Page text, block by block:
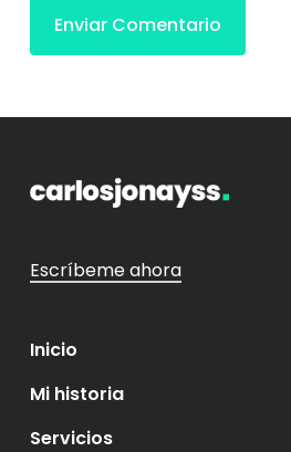
Escríbeme ahora
Inicio
Mi historia
Servicios